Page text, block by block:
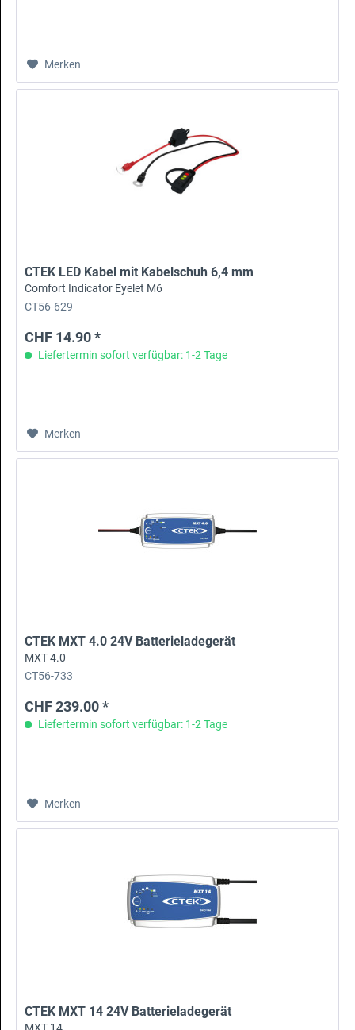
Merken
CTEK LED Kabel mit Kabelschuh 6,4 mm
Comfort Indicator Eyelet M6
CT56-629
CHF 14.90 *
Liefertermin sofort verfügbar: 1-2 Tage
Merken
CTEK MXT 4.0 24V Batterieladegerät
MXT 4.0
CT56-733
CHF 239.00 *
Liefertermin sofort verfügbar: 1-2 Tage
Merken
CTEK MXT 14 24V Batterieladegerät